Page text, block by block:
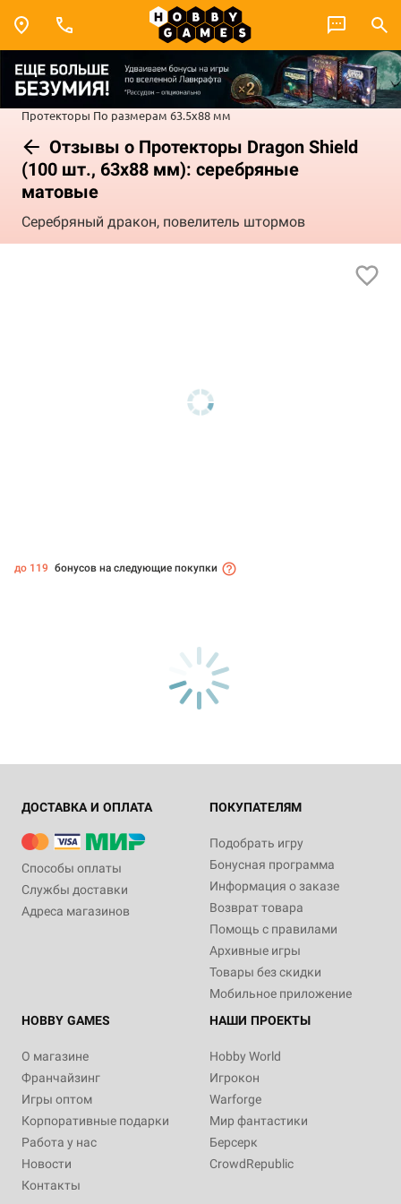
Протекторы По размерам 63.5x88 мм
Отзывы о Протекторы Dragon Shield
(100 шт., 63х88 мм): серебряные
матовые
Серебряный дракон, повелитель штормов
до 119 бонусов на следующие покупки
ДОСТАВКА И ОПЛАТА
Способы оплаты
Службы доставки
Адреса магазинов
ПОКУПАТЕЛЯМ
Подобрать игру
Бонусная программа
Информация о заказе
Возврат товара
Помощь с правилами
Архивные игры
Товары без скидки
Мобильное приложение
HOBBY GAMES
О магазине
Франчайзинг
Игры оптом
Корпоративные подарки
Работа у нас
Новости
Контакты
НАШИ ПРОЕКТЫ
Hobby World
Игрокон
Warforge
Мир фантастики
Берсерк
CrowdRepublic